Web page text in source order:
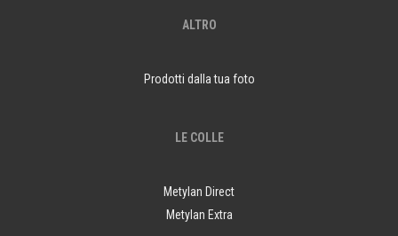
ALTRO
Prodotti dalla tua foto
LE COLLE
Metylan Direct
Metylan Extra